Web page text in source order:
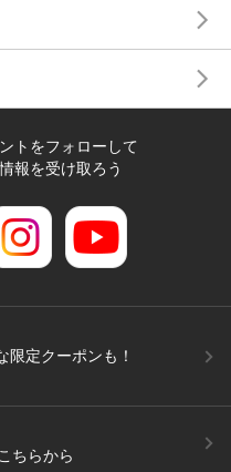
トをフォローして
報を受け取ろう
限定クーポンも！
ちらから